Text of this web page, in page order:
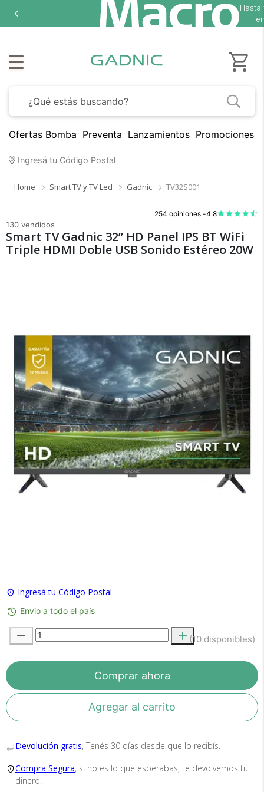
Hasta
Ofertas Bomba Preventa Lanzamientos Promociones
Ingresá tu Código Postal
Home Smart TV y TV Led Gadnic TV32S001
254 opiniones -4.8
130 vendidos
Smart TV Gadnic 32” HD Panel IPS BT WiFi
Triple HDMI Doble USB Sonido Estéreo 20W
Ingresá tu Código Postal
Envio a todo el país
(10 disponibles)
Comprar ahora
Agregar al carrito
Devolución gratis, Tenés 30 días desde que lo recibís.
Compra Segura, si no es lo que esperabas, te devolvemos tu
dinero.
Recibí el producto que esperabas o
te devolvemos tu dinero.
que esperabas o te devolvemos el 100% de tu